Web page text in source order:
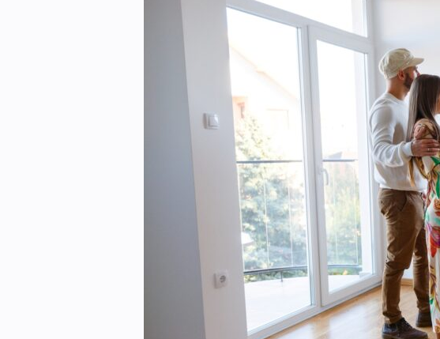
Aktivitetskalender
Bransjekommentar
Aktuelle prosjekter